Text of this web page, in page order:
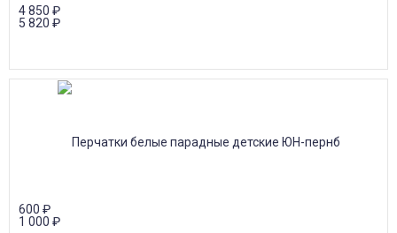
4 850 ₽
5 820 ₽
600 ₽
1 000 ₽